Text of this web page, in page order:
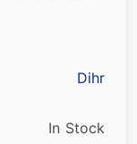
Dihr
In Stock